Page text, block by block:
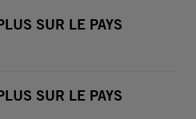
SUR LE PAYS
SUR LE PAYS